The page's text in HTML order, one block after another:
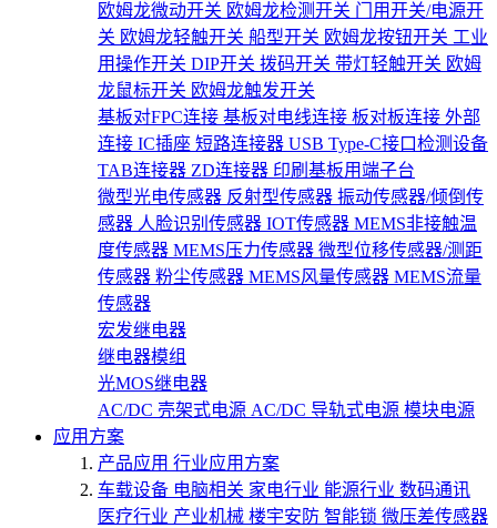
欧姆龙微动开关 欧姆龙检测开关 门用开关/电源开
关 欧姆龙轻触开关 船型开关 欧姆龙按钮开关 工业
用操作开关 DIP开关 拨码开关 带灯轻触开关 欧姆
龙鼠标开关 欧姆龙触发开关
基板对FPC连接 基板对电线连接 板对板连接 外部
连接 IC插座 短路连接器 USB Type-C接口检测设备
TAB连接器 ZD连接器 印刷基板用端子台
微型光电传感器 反射型传感器 振动传感器/倾倒传
感器 人脸识别传感器 IOT传感器 MEMS非接触温
度传感器 MEMS压力传感器 微型位移传感器/测距
传感器 粉尘传感器 MEMS风量传感器 MEMS流量
传感器
宏发继电器
继电器模组
光MOS继电器
AC/DC 壳架式电源 AC/DC 导轨式电源 模块电源
应用方案
产品应用 行业应用方案
车载设备 电脑相关 家电行业 能源行业 数码通讯
医疗行业 产业机械 楼宇安防 智能锁 微压差传感器